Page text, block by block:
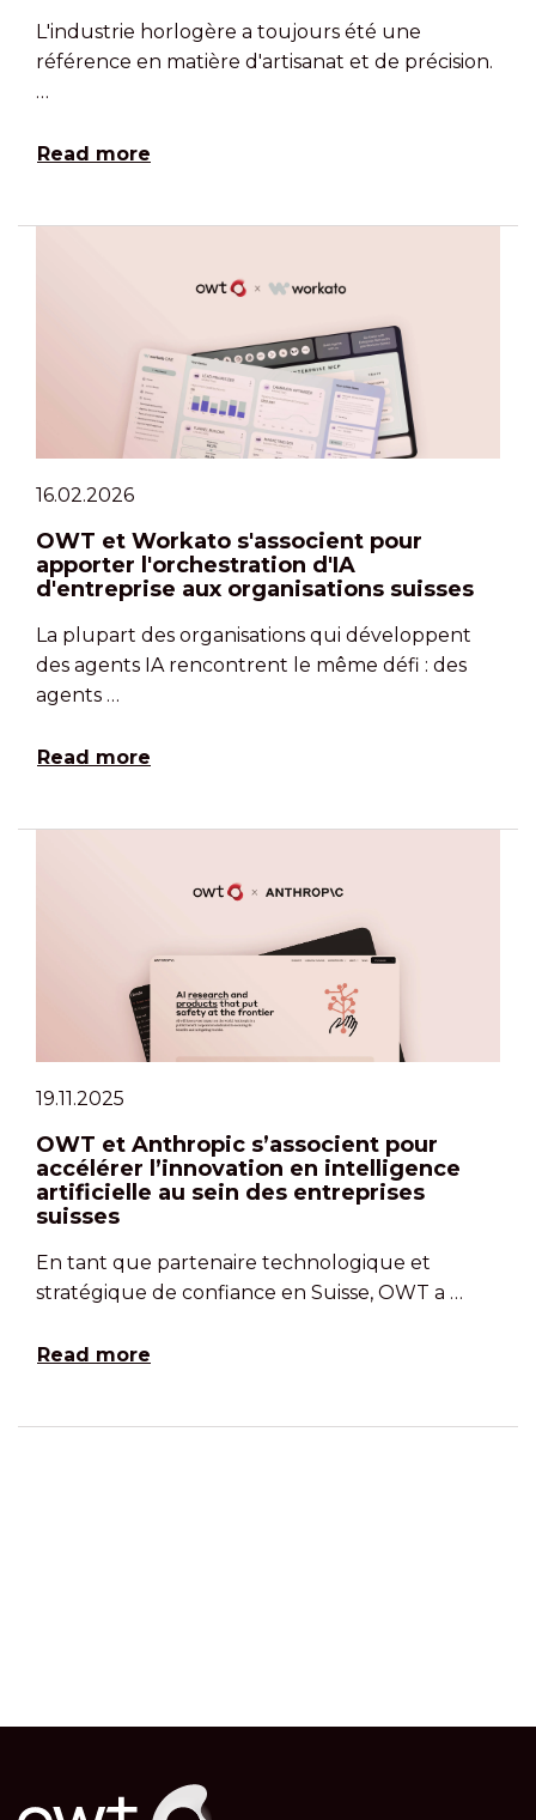
L'industrie horlogère a toujours été une
référence en matière d'artisanat et de précision.
…
Read more
16.02.2026
OWT et Workato s'associent pour
apporter l'orchestration d'IA
d'entreprise aux organisations suisses
La plupart des organisations qui développent
des agents IA rencontrent le même défi : des
agents …
Read more
19.11.2025
OWT et Anthropic s’associent pour
accélérer l’innovation en intelligence
artificielle au sein des entreprises
suisses
En tant que partenaire technologique et
stratégique de confiance en Suisse, OWT a …
Read more